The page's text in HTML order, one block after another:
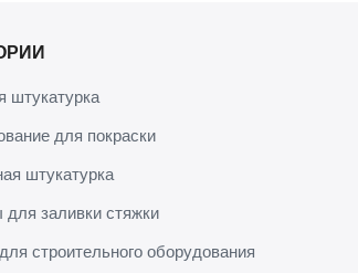
штукатурка
для покраски
штукатурка
заливки стяжки
строительного оборудования